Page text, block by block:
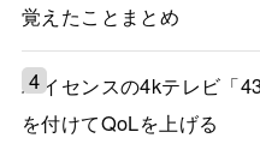
覚えたことまとめ
ハイセンスの4kテレビ「
を付けてQoLを上げる